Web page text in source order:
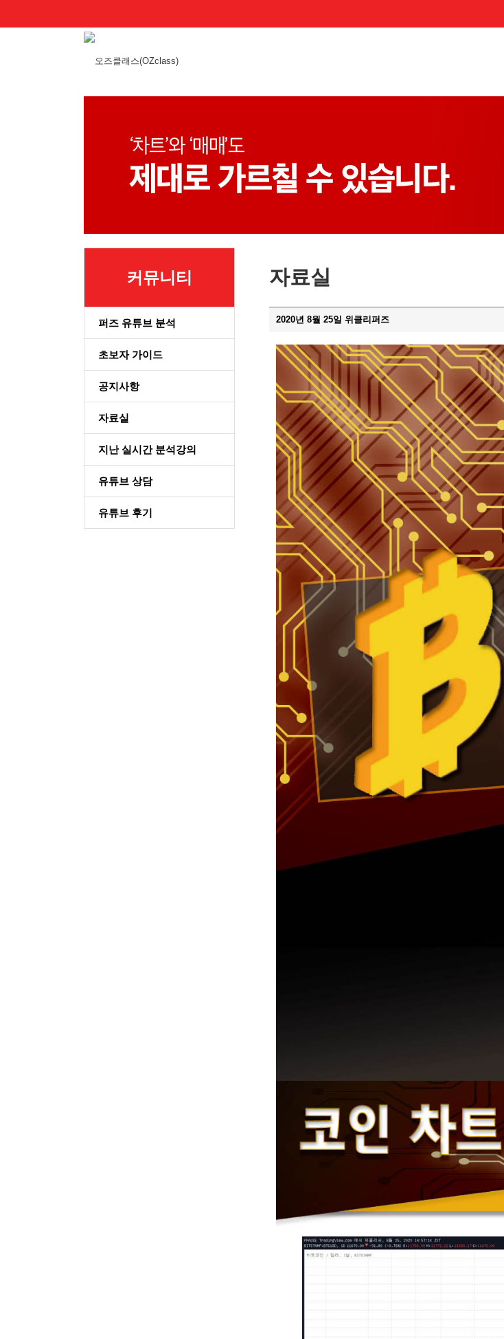
커뮤니티
퍼즈 유튜브 분석
초보자 가이드
공지사항
자료실
지난 실시간 분석강의
유튜브 상담
유튜브 후기
자료실
2020년 8월 25일 위클리퍼즈